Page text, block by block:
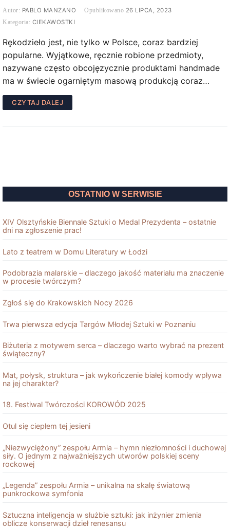
PABLO MANZANO
26 LIPCA, 2023
CIEKAWOSTKI
Rękodzieło jest, nie tylko w Polsce, coraz bardziej
popularne. Wyjątkowe, ręcznie robione przedmioty,
nazywane często obcojęzycznie produktami handmade
ma w świecie ogarniętym masową produkcją coraz…
CZYTAJ DALEJ
OSTATNIO W SERWISIE
XIV Olsztyńskie Biennale Sztuki o Medal Prezydenta – ostatnie
dni na zgłoszenie prac!
Lato z teatrem w Domu Literatury w Łodzi
Podobrazia malarskie – dlaczego jakość materiału ma znaczenie
w procesie twórczym?
Zgłoś się do Krakowskich Nocy 2026
Trwa pierwsza edycja Targów Młodej Sztuki w Poznaniu
Biżuteria z motywem serca – dlaczego warto wybrać na prezent
świąteczny?
Mat, połysk, struktura – jak wykończenie białej komody wpływa
na jej charakter?
18. Festiwal Twórczości KOROWÓD 2025
Otul się ciepłem tej jesieni
„Niezwyciężony” zespołu Armia – hymn niezłomności i duchowej
siły. O jednym z najważniejszych utworów polskiej sceny
rockowej
„Legenda” zespołu Armia – unikalna na skalę światową
punkrockowa symfonia
Sztuczna inteligencja w służbie sztuki: jak inżynier zmienia
oblicze konserwacji dzieł renesansu